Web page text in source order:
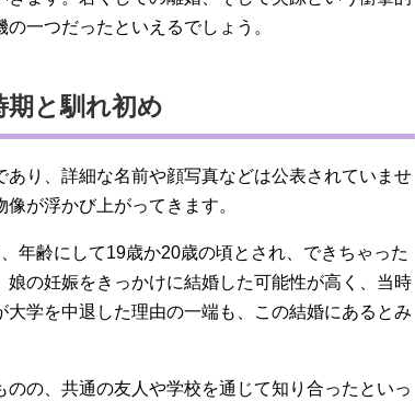
一つだったといえるでしょう。
期と馴れ初め
り、詳細な名前や顔写真などは公表されていませ
が浮かび上がってきます。
年齢にして19歳か20歳の頃とされ、できちゃった
の妊娠をきっかけに結婚した可能性が高く、当時
学を中退した理由の一端も、この結婚にあるとみ
の、共通の友人や学校を通じて知り合ったといっ